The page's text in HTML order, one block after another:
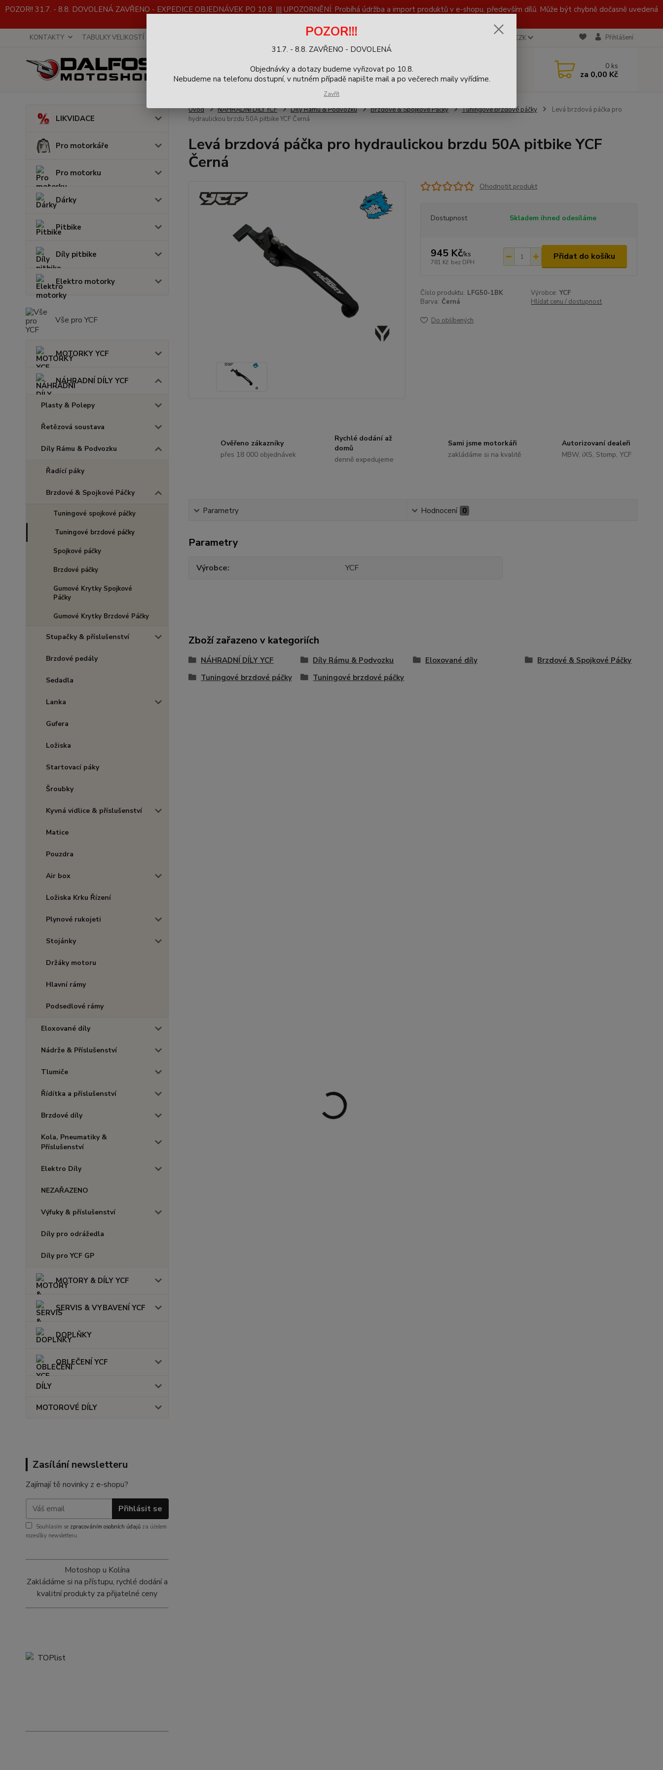
POZOR!! 31.7. - 8.8. DOVOLENÁ ZAVŘENO - EXPEDICE OBJEDNÁVEK PO 10.8. ||| UPOZORNĚNÍ: Probíhá údržba a import produktů v e-shopu, především dílů. Může být chybně dočasně uvedená
KONTAKTY TABULKY VELIKOSTÍ Zpětný odběr výrobků CZK Přihlášení
Hledat 9-16h
0 ks
za 0,00 Kč
LIKVIDACE
Pro motorkáře
Pro motorku
Dárky
Pitbike
Díly pitbike
Elektro motorky
Vše pro YCF
MOTORKY YCF
NÁHRADNÍ DÍLY YCF
Plasty & Polepy
Řetězová soustava
Díly Rámu & Podvozku
Řadící páky
Brzdové & Spojkové Páčky
Tuningové spojkové páčky
Tuningové brzdové páčky
Spojkové páčky
Brzdové páčky
Gumové Krytky Spojkové
Páčky
Gumové Krytky Brzdové Páčky
Stupačky & příslušenství
Brzdové pedály
Sedadla
Lanka
Gufera
Ložiska
Startovací páky
Šroubky
Kyvná vidlice & příslušenství
Matice
Pouzdra
Air box
Ložiska Krku Řízení
Plynové rukojeti
Stojánky
Držáky motoru
Hlavní rámy
Podsedlové rámy
Eloxované díly
Nádrže & Příslušenství
Tlumiče
Řídítka a příslušenství
Brzdové díly
Kola, Pneumatiky &
Příslušenství
Elektro Díly
NEZAŘAZENO
Výfuky & příslušenství
Díly pro odrážedla
Díly pro YCF GP
MOTORY & DÍLY YCF
SERVIS & VYBAVENÍ YCF
DOPLŇKY
OBLEČENÍ YCF
DÍLY
MOTOROVÉ DÍLY
Zasílání newsletteru
Zajímají tě novinky z e-shopu?
Přihlásit se
Souhlasím se zpracováním osobních údajů za účelem
rozesílky newsletteru.
Motoshop u Kolína
Zakládáme si na přístupu, rychlé dodání a
kvalitní produkty za přijatelné ceny
Úvod NÁHRADNÍ DÍLY YCF Díly Rámu & Podvozku Brzdové & Spojkové Páčky Tuningové brzdové páčky
Levá brzdová páčka pro
hydraulickou brzdu 50A pitbike YCF Černá
Levá brzdová páčka pro hydraulickou brzdu 50A pitbike YCF
Černá
Ohodnotit produkt
Dostupnost Skladem ihned odesíláme
945 Kč/ks
781 Kč bez DPH
Přidat do košíku
Číslo produktu: LFG50-1BK Výrobce: YCF
Barva: Černá Hlídat cenu / dostupnost
Do oblíbených
Ověřeno zákazníky
přes 18 000 objednávek
Rychlé dodání až
domů
denně expedujeme
Sami jsme motorkáři
zakládáme si na kvalitě
Autorizovaní dealeři
MBW, iXS, Stomp, YCF
Parametry Hodnocení 0
Parametry
Výrobce YCF
Zboží zařazeno v kategoriích
NÁHRADNÍ DÍLY YCF Díly Rámu & Podvozku Eloxované díly
Brzdové & Spojkové Páčky
Tuningové brzdové páčky
Tuningové brzdové páčky
POZOR!!!
31.7. - 8.8. ZAVŘENO - DOVOLENÁ
Objednávky a dotazy budeme vyřizovat po 10.8.
Nebudeme na telefonu dostupní, v nutném případě napište mail a po večerech maily vyřídíme.
Zavřít